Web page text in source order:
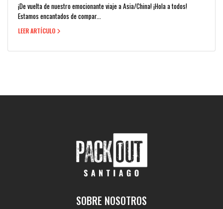
¡De vuelta de nuestro emocionante viaje a Asia/China! ¡Hola a todos!
Estamos encantados de compar...
LEER ARTÍCULO
SOBRE NOSOTROS